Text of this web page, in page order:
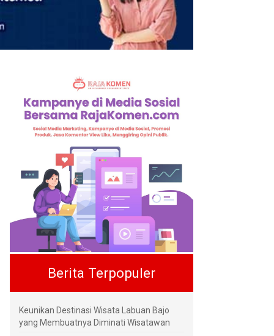
Berita Terpopuler
Keunikan Destinasi Wisata Labuan Bajo
yang Membuatnya Diminati Wisatawan